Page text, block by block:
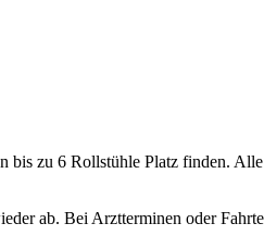
bis zu 6 Rollstühle Platz finden.
ab. Bei Arztterminen oder